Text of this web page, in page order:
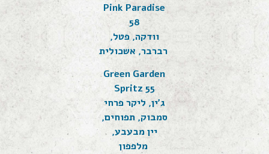
Pink Paradise
58
וודקה, פטל,
רברבר, אשכולית
Green Garden
Spritz 55
ג'ין, ליקר פרחי
סמבוק, תפוחים,
יין מבעבע,
מלפפון